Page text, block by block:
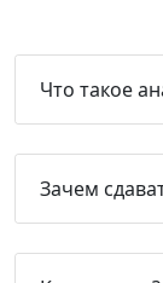
Что такое
Зачем